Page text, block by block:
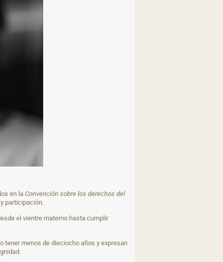
en la Convención sobre los derechos del
participación.
el vientre materno hasta cumplir
tener menos de dieciocho años y expresan